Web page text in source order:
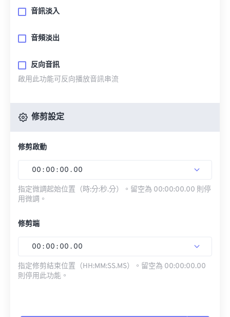
音訊淡入
音頻淡出
反向音訊
啟用此功能可反向播放音訊串流
修剪設定
修剪啟動
00 : 00 : 00 . 00
指定微調起始位置（時:分:秒.分）。留空為 00:00:00.00 則停
用微調。
修剪端
00 : 00 : 00 . 00
指定修剪結束位置（HH:MM:SS.MS）。留空為 00:00:00.00
則停用此功能。